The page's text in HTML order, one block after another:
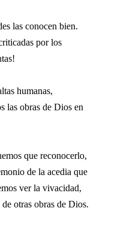
las conocen bien.
por los
humanas,
las obras de Dios en
que reconocerlo,
de la acedia que
ver la vivacidad,
otras obras de Dios.